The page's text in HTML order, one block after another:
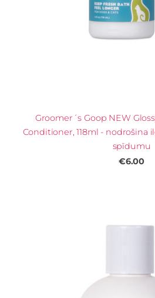
Groomer´s Goop NEW
Conditioner, 118ml -
spīdumu
€6.00